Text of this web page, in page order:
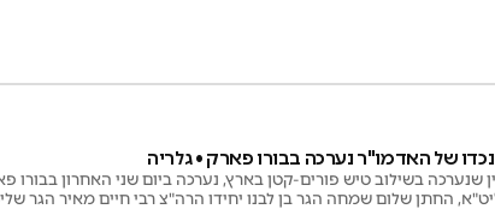
של האדמו"ר נערכה בבורו פארק • גלריה
שנערכה בשילוב טיש פורים-קטן בארץ, נערכה ביום שני האחרון בבורו
החתן שלום שמחה הגר בן לבנו יחידו הרה"צ רבי חיים מאיר הגר